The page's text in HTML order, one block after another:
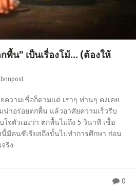
พื้น” เป็นเรื่องโม้… (ต้องให้
bnnpost
ความเชื่อก็ตามแต่ เราๆ ท่านๆ คงเคย
น่าอร่อยตกพื้น แล้วอาศัยความเร็วรีบ
จตัวเองว่า ตกพื้นไม่ถึง 5 วินาที เชื้อ
นี้มีคนซีเรียสถึงขั้นไปทำการศึกษา ก่อน
ริง
0